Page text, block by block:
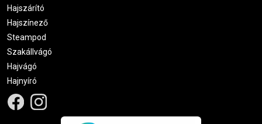
Hajszárító
Hajszínező
Steampod
Szakállvágó
Hajvágó
Hajnyíró